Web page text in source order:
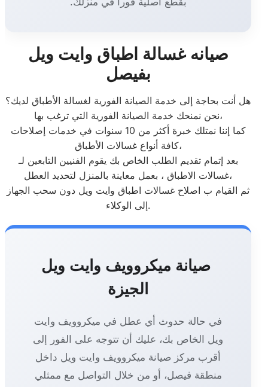
صيانه غسالة اطباق وايت ويل
بفيصل
هل أنت بحاجة إلى خدمة الصيانة الفورية لغسالة الأطباق لديك؟
نحن نمنحك خدمة الصيانة الفورية التي ترغب بها،
كما إننا نمتلك خبرة أكثر من 10 سنوات في خدمات إصلاحات
كافة أنواع غسالات الأطباق،
بعد إتمام تقديم الطلب الخاص بك يقوم الفنيين التابعين لـ
غسالات الاطباق ، بعمل معاينة بالمنزل لتحديد العطل،
ثم القيام ب اصلاح غسالات اطباق وايت ويل دون سحب الجهاز
إلى الوكلاء.
صيانة ميكروويف وايت ويل
الجيزة
في حالة حدوث أي عطل في ميكروويف وايت
ويل الخاص بك، عليك أن تتوجه على الفور إلى
أقرب مركز صيانة ميكروويف وايت ويل داخل
منطقة فيصل، أو من خلال التواصل مع ممثلي